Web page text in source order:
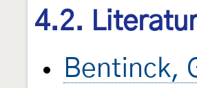
4.2.
Bentinck,